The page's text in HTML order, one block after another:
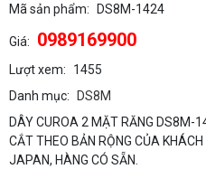
Mã sản phẩm: DS8M-1424
Giá: 0989169900
Lượt xem:
1455
Danh mục:
DS8M
DÂY CUROA 2 MẶT RĂNG DS8M-
CẮT THEO BẢN RỘNG CỦA
JAPAN, HÀNG CÓ SẴN.